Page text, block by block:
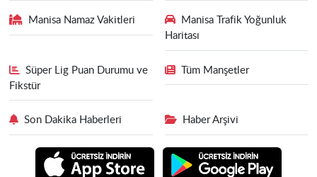
Manisa Namaz Vakitleri
Manisa Trafik Yoğunluk
Haritası
Süper Lig Puan Durumu ve
Fikstür
Tüm Manşetler
Son Dakika Haberleri Haber Arşivi